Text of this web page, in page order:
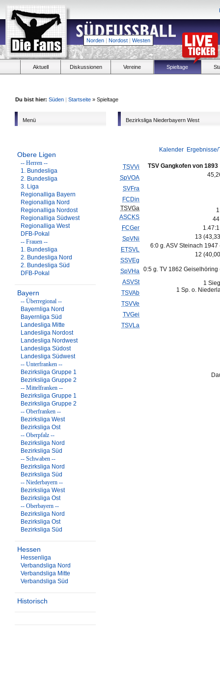
Norden | Nordost | Westen
Aktuell Diskussionen Vereine Spieltage
Du bist hier: Süden | Startseite » Spieltage
Menü
Obere Ligen
-- Herren --
1. Bundesliga
2. Bundesliga
3. Liga
Regionalliga Bayern
Regionalliga Nord
Regionalliga Nordost
Regionalliga Südwest
Regionalliga West
DFB-Pokal
-- Frauen --
1. Bundesliga
2. Bundesliga Nord
2. Bundesliga Süd
DFB-Pokal
Bayern
-- Überregional --
Bayernliga Nord
Bayernliga Süd
Landesliga Mitte
Landesliga Nordost
Landesliga Nordwest
Landesliga Südost
Landesliga Südwest
-- Unterfranken --
Bezirksliga Gruppe 1
Bezirksliga Gruppe 2
-- Mittelfranken --
Bezirksliga Gruppe 1
Bezirksliga Gruppe 2
-- Oberfranken --
Bezirksliga West
Bezirksliga Ost
-- Oberpfalz --
Bezirksliga Nord
Bezirksliga Süd
-- Schwaben --
Bezirksliga Nord
Bezirksliga Süd
-- Niederbayern --
Bezirksliga West
Bezirksliga Ost
-- Oberbayern --
Bezirksliga Nord
Bezirksliga Ost
Bezirksliga Süd
Hessen
Hessenliga
Verbandsliga Nord
Verbandsliga Mitte
Verbandsliga Süd
Historisch
Bezirksliga Niederbayern West
Kalender
TSVVi
SpVOA
SVFra
FCDin
TSVGa
ASCKS
FCGer
SpVNi
ETSVL
SSVEg
SpVHa
ASVSt
TSVAb
TSVVe
TVGei
TSVLa
TSV Gangkofen von 1893
13
6:0 g. ASV Steinach 1947
12
0:5 g. TV 1862 Geiselhöring
1
1 Sp. o.